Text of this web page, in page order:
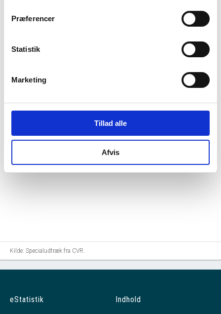
Præferencer
Statistik
Marketing
Tillad alle
Afvis
Peter Begtrup Lind
tiltrådte som stifter af virksomheden.
Peter Begtrup Lind
Dupont Revisiontiltrådte som revisor for
virksomheden.
Kilde: Specialudtræk fra CVR.
eStatistik Indhold